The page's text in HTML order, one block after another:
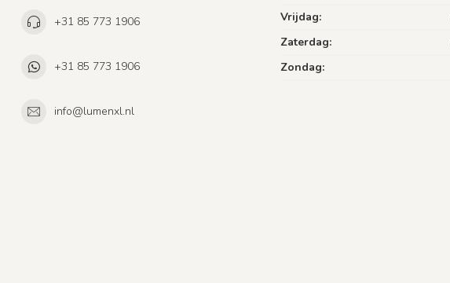
+31 85 773 1906
+31 85 773 1906
info@lumenxl.nl
Vrijdag:
Zaterdag:
Zondag: